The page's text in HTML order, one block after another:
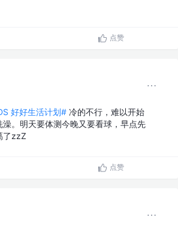
点赞
好好生活计划# 冷的不行，难以开始
。明天要体测今晚又要看球，早点先
了zzZ
点赞